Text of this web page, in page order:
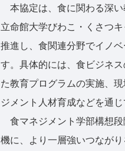
本協定は、食に関わる深
立命館大学びわこ・くさつ
推進し、食関連分野でイノ
す。具体的には、食ビジネ
た教育プログラムの実施、
ジメント人材育成などを通
食マネジメント学部構想
機に、より一層強いつなが